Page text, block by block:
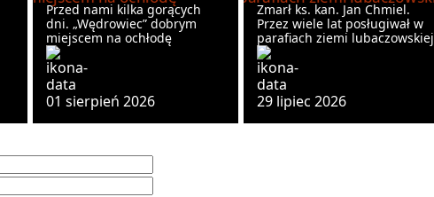
Przed nami kilka gorących
dni. „Wędrowiec” dobrym
miejscem na ochłodę
01 sierpień 2026
Zmarł ks. kan. Jan Chmiel.
Przez wiele lat posługiwał w
parafiach ziemi lubaczowskiej
29 lipiec 2026